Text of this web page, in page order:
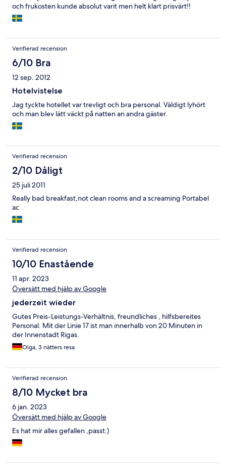
och frukosten kunde absolut varit men helt klart prisvärt!!
Verifierad recension
6/10 Bra
12 sep. 2012
Hotelvistelse
Jag tyckte hotellet var trevligt och bra personal. Väldigt lyhört
och man blev lätt väckt på natten an andra gäster.
Verifierad recension
2/10 Dåligt
25 juli 2011
Really bad breakfast,not clean rooms and a screaming Portabel
ac
Verifierad recension
10/10 Enastående
11 apr. 2023
Översätt med hjälp av Google
jederzeit wieder
Gutes Preis-Leistungs-Verhältnis, freundliches , hilfsbereites
Personal. Mit der Linie 17 ist man innerhalb von 20 Minuten in
der Innenstadt Rigas.
Olga, 3 nätters resa
Verifierad recension
8/10 Mycket bra
6 jan. 2023
Översätt med hjälp av Google
Es hat mir alles gefallen ,passt:)